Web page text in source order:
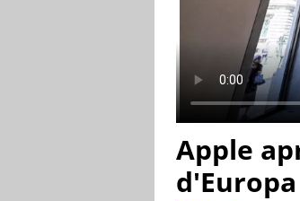
Apple